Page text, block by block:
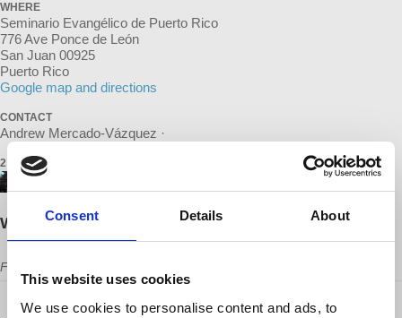
Consent Details About
This website uses cookies
We use cookies to personalise content and ads, to
WHERE
Seminario Evangélico de Puerto Rico
776 Ave Ponce de León
San Juan 00925
Puerto Rico
Google map and directions
CONTACT
Andrew Mercado-Vázquez ·
2 RSVPS
Will you come?
First Name